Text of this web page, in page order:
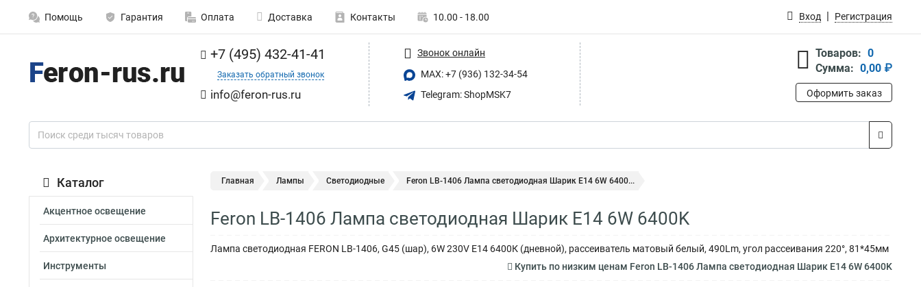
Помощь Гарантия Оплата Доставка Контакты 10.00 - 18.00 Вход Регистрация
+7 (495) 432-41-41
Заказать обратный звонок
info@feron-rus.ru
Звонок онлайн
MAX: +7 (936) 132-34-54
Telegram: ShopMSK7
Товаров: 0
Сумма: 0,00 ₽
Оформить заказ
Каталог
Акцентное освещение
Архитектурное освещение
Инструменты
Главная Лампы Светодиодные Feron LB-1406 Лампа светодиодная Шарик E14 6W 6400...
Feron LB-1406 Лампа светодиодная Шарик E14 6W 6400K
Лампа светодиодная FERON LB-1406, G45 (шар), 6W 230V E14 6400К (дневной), рассеиватель матовый белый, 490Lm, угол рассеивания 220°, 81*45мм
Купить по низким ценам Feron LB-1406 Лампа светодиодная Шарик E14 6W 6400K